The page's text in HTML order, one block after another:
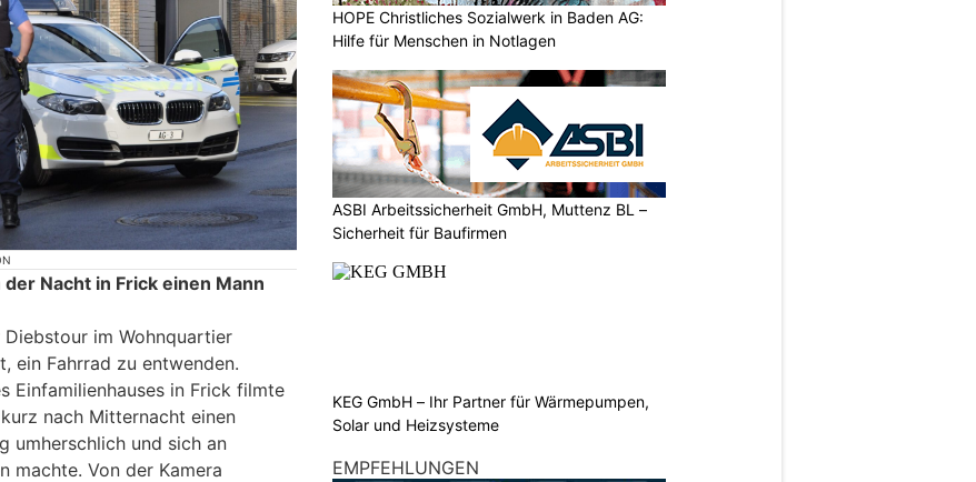
Nacht in Frick einen Mann
im Wohnquartier
ein Fahrrad zu entwenden.
Einfamilienhauses in Frick filmte
nach Mitternacht einen
umherschlich und sich an
machte. Von der Kamera
HOPE Christliches Sozialwerk in Baden AG:
Hilfe für Menschen in Notlagen
ASBI Arbeitssicherheit GmbH, Muttenz BL –
Sicherheit für Baufirmen
KEG GmbH – Ihr Partner für Wärmepumpen,
Solar und Heizsysteme
EMPFEHLUNGEN